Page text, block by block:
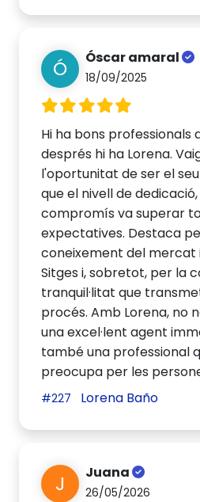
Ó Óscar amaral
18/09/2025
Hi ha bons professionals
després hi ha Lorena.
l'oportunitat de ser el
que el nivell de
compromís va superar
expectatives. Destaca
coneixement del mercat
Sitges i, sobretot, per la
tranquil·litat que
procés. Amb Lorena, no
una excel·lent agent
també una professional
preocupa per les
#227 Lorena Baño
J Juana
26/05/2026